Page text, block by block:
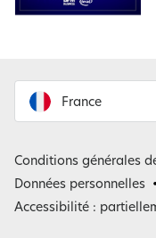
France
Belgique
Conditions générales
Données personnelles
Accessibilité :